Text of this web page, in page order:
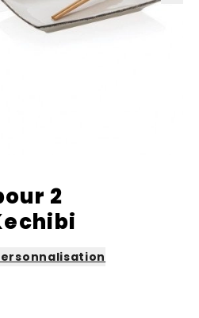
2